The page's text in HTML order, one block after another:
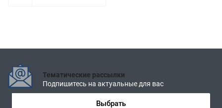
Тематические рассылки
Подпишитесь на актуальные для вас
Выбрать